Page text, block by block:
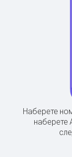
Наберете
наберете